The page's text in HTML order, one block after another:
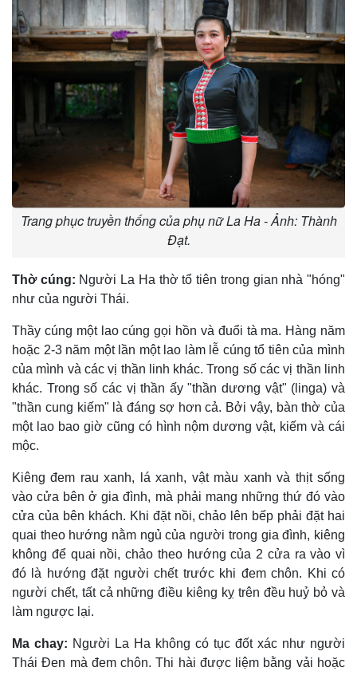
Trang phục truyền thống của phụ nữ La Ha - Ảnh: Thành
Đạt.
Thờ cúng: Người La Ha thờ tổ tiên trong gian nhà "hóng"
như của người Thái.
Thầy cúng một lao cúng gọi hồn và đuổi tà ma. Hàng năm
hoặc 2-3 năm một lần một lao làm lễ cúng tổ tiên của mình
của mình và các vị thần linh khác. Trong số các vị thần linh
khác. Trong số các vị thần ấy "thần dương vật" (linga) và
"thần cung kiếm" là đáng sợ hơn cả. Bởi vậy, bàn thờ của
một lao bao giờ cũng có hình nộm dương vật, kiếm và cái
mộc.
Kiêng đem rau xanh, lá xanh, vật màu xanh và thịt sống
vào cửa bên ở gia đình, mà phải mang những thứ đó vào
cửa của bên khách. Khi đặt nồi, chảo lên bếp phải đặt hai
quai theo hướng nằm ngủ của người trong gia đình, kiêng
không để quai nồi, chảo theo hướng của 2 cửa ra vào vì
đó là hướng đặt người chết trước khi đem chôn. Khi có
người chết, tất cả những điều kiêng kỵ trên đều huỷ bỏ và
làm ngược lại.
Ma chay: Người La Ha không có tục đốt xác như người
Thái Ðen mà đem chôn. Thi hài được liệm bằng vải hoặc